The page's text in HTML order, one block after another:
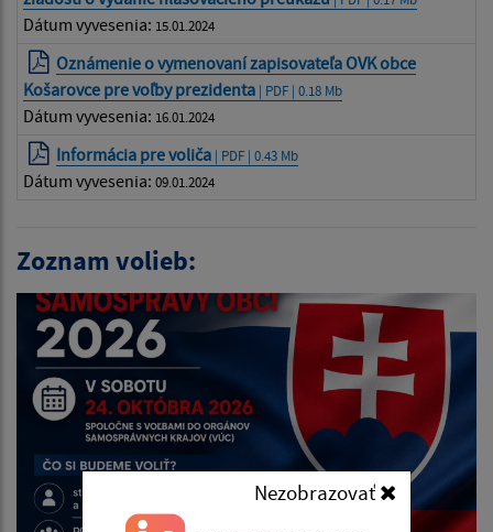
Nezobrazovať
Dátum vyvesenia: 15.01.2024
Oznámenie o vymenovaní zapisovateľa OVK obce
Košarovce pre voľby prezidenta | PDF | 0.18 Mb
Dátum vyvesenia: 16.01.2024
Informácia pre voliča | PDF | 0.43 Mb
Dátum vyvesenia: 09.01.2024
Zoznam volieb: